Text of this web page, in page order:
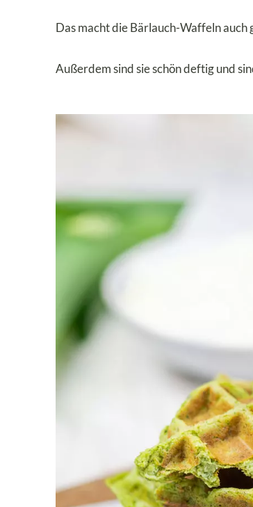
Das macht die Bärlauch-Waffeln
Außerdem sind sie schön deftig und